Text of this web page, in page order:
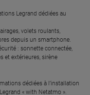
Legrand dédiées au
volets roulants,
depuis un smartphone.
: sonnette connectée,
et extérieures, sirène
dédiées à l’installation
« with Netatmo ».